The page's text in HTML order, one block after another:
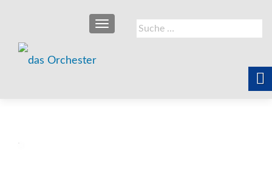
Suche
nach:
SCHALTE NAVIGATION